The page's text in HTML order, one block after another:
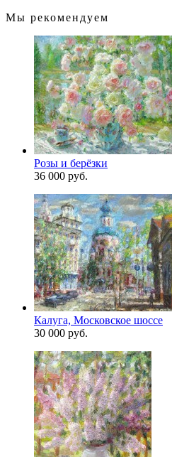
Мы рекомендуем
Розы и берёзки
36 000 руб.
Калуга, Московское шоссе
30 000 руб.